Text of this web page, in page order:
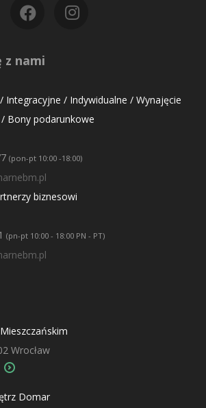
z nami
/ Indywidualne / Wynajęcie
Bony podarunkowe
(pon-pt 10:00 -18:00)
biznesowi
(pn-pt 10:00 - 18:00 PN - PT)
Wrocław
Domar